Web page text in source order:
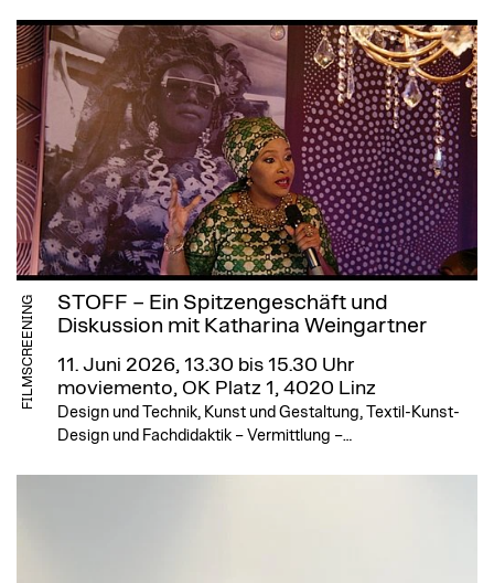
FILMSCREENING
STOFF – Ein Spitzengeschäft und
Diskussion mit Katharina Weingartner
11. Juni 2026, 13.30 bis 15.30 Uhr
moviemento, OK Platz 1, 4020 Linz
Design und Technik, Kunst und Gestaltung, Textil-Kunst-
Design und Fachdidaktik – Vermittlung –…